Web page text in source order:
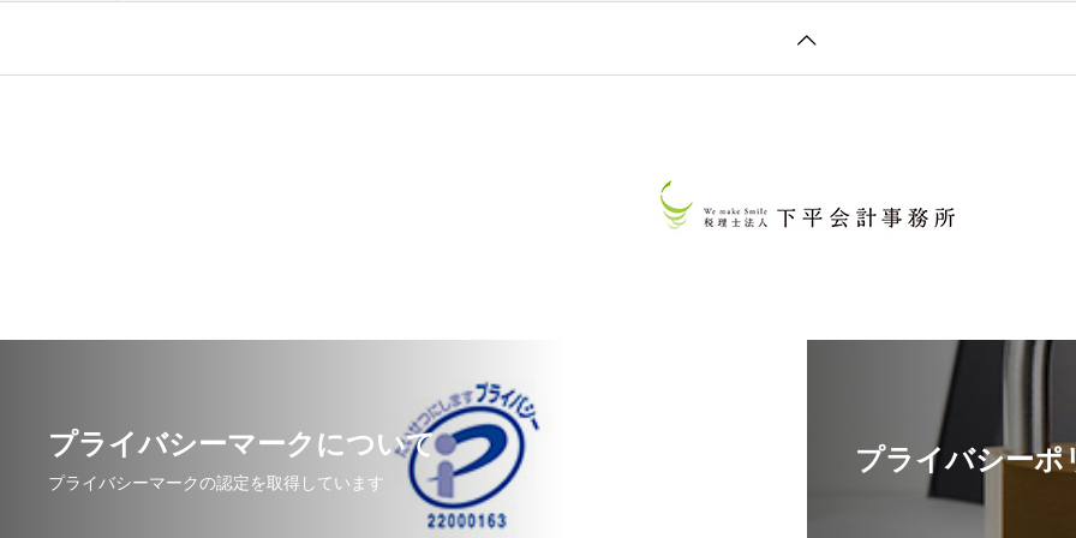
プライバシーマークについて
プライバシーマークの認定を取得しています
プライバシーポ